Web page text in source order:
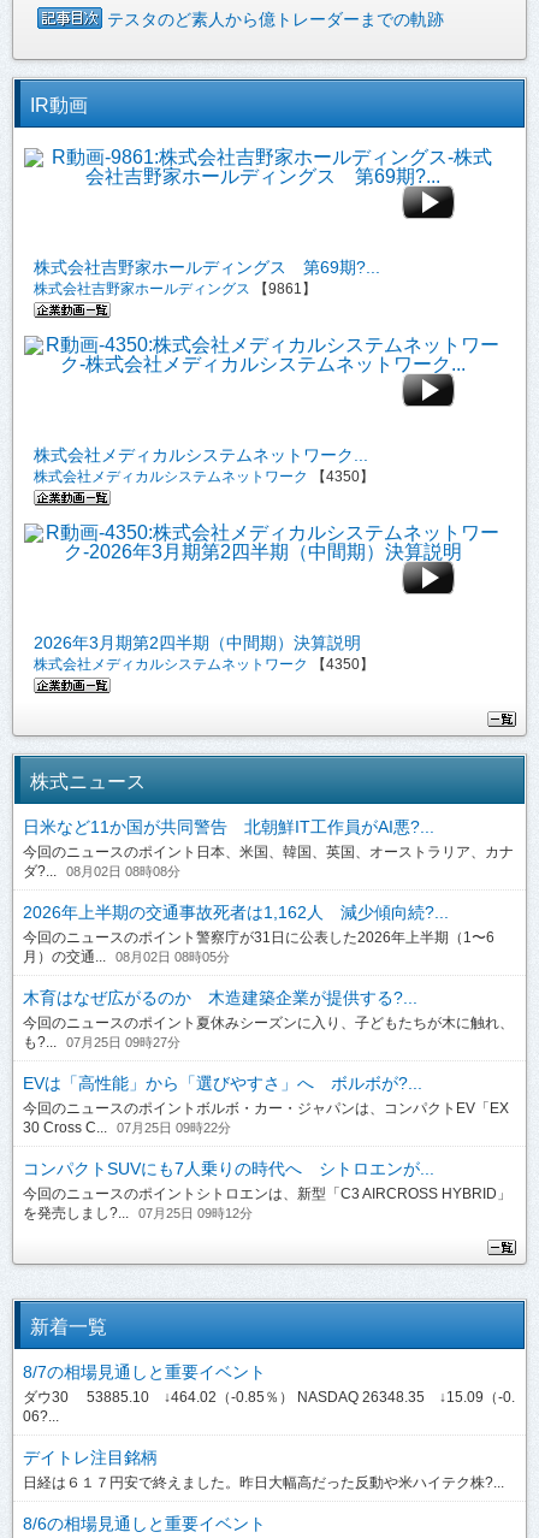
テスタのど素人から億トレーダーまでの軌跡
IR動画
株式会社吉野家ホールディングス 第69期?...
株式会社吉野家ホールディングス 【9861】
株式会社メディカルシステムネットワーク...
株式会社メディカルシステムネットワーク 【4350】
2026年3月期第2四半期（中間期）決算説明
株式会社メディカルシステムネットワーク 【4350】
株式ニュース
日米など11か国が共同警告 北朝鮮IT工作員がAI悪?...
今回のニュースのポイント日本、米国、韓国、英国、オーストラリア、カナ
ダ?...
08月02日 08時08分
2026年上半期の交通事故死者は1,162人 減少傾向続?...
今回のニュースのポイント警察庁が31日に公表した2026年上半期（1〜6
月）の交通...
08月02日 08時05分
木育はなぜ広がるのか 木造建築企業が提供する?...
今回のニュースのポイント夏休みシーズンに入り、子どもたちが木に触れ、
も?...
07月25日 09時27分
EVは「高性能」から「選びやすさ」へ ボルボが?...
今回のニュースのポイントボルボ・カー・ジャパンは、コンパクトEV「EX
30 Cross C...
07月25日 09時22分
コンパクトSUVにも7人乗りの時代へ シトロエンが...
今回のニュースのポイントシトロエンは、新型「C3 AIRCROSS HYBRID」
を発売しまし?...
07月25日 09時12分
新着一覧
8/7の相場見通しと重要イベント
ダウ30 53885.10 ↓464.02（-0.85％） NASDAQ 26348.35 ↓15.09（-0.
06?...
デイトレ注目銘柄
日経は６１７円安で終えました。昨日大幅高だった反動や米ハイテク株?...
8/6の相場見通しと重要イベント